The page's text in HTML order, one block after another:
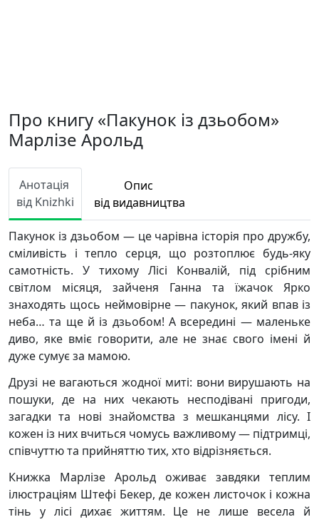
Про книгу «Пакунок із дзьобом»
Марлізе Арольд
Анотація
від Knizhki
Опис
від видавництва
Пакунок із дзьобом — це чарівна історія про дружбу,
сміливість і тепло серця, що розтоплює будь-яку
самотність. У тихому Лісі Конвалій, під срібним
світлом місяця, зайченя Ганна та їжачок Ярко
знаходять щось неймовірне — пакунок, який впав із
неба… та ще й із дзьобом! А всередині — маленьке
диво, яке вміє говорити, але не знає свого імені й
дуже сумує за мамою.
Друзі не вагаються жодної миті: вони вирушають на
пошуки, де на них чекають несподівані пригоди,
загадки та нові знайомства з мешканцями лісу. І
кожен із них вчиться чомусь важливому — підтримці,
співчуттю та прийняттю тих, хто відрізняється.
Книжка Марлізе Арольд оживає завдяки теплим
ілюстраціям Штефі Бекер, де кожен листочок і кожна
тінь у лісі дихає життям. Це не лише весела й